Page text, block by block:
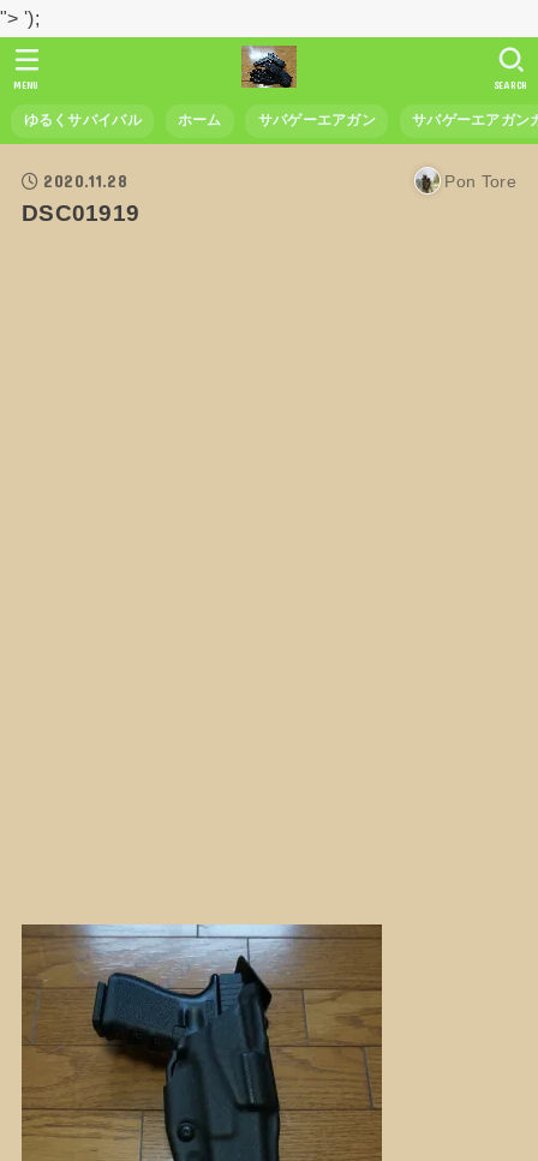
"> ');
ゆるくサバイバル ホーム サバゲーエアガン サバゲーエアガン
SEARCH
MENU
2020.11.28 Pon Tore
DSC01919